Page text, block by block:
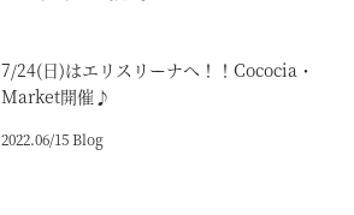
7/24(日)はエリスリーナへ！！Cococia・
Market開催♪
2022.06/15 Blog